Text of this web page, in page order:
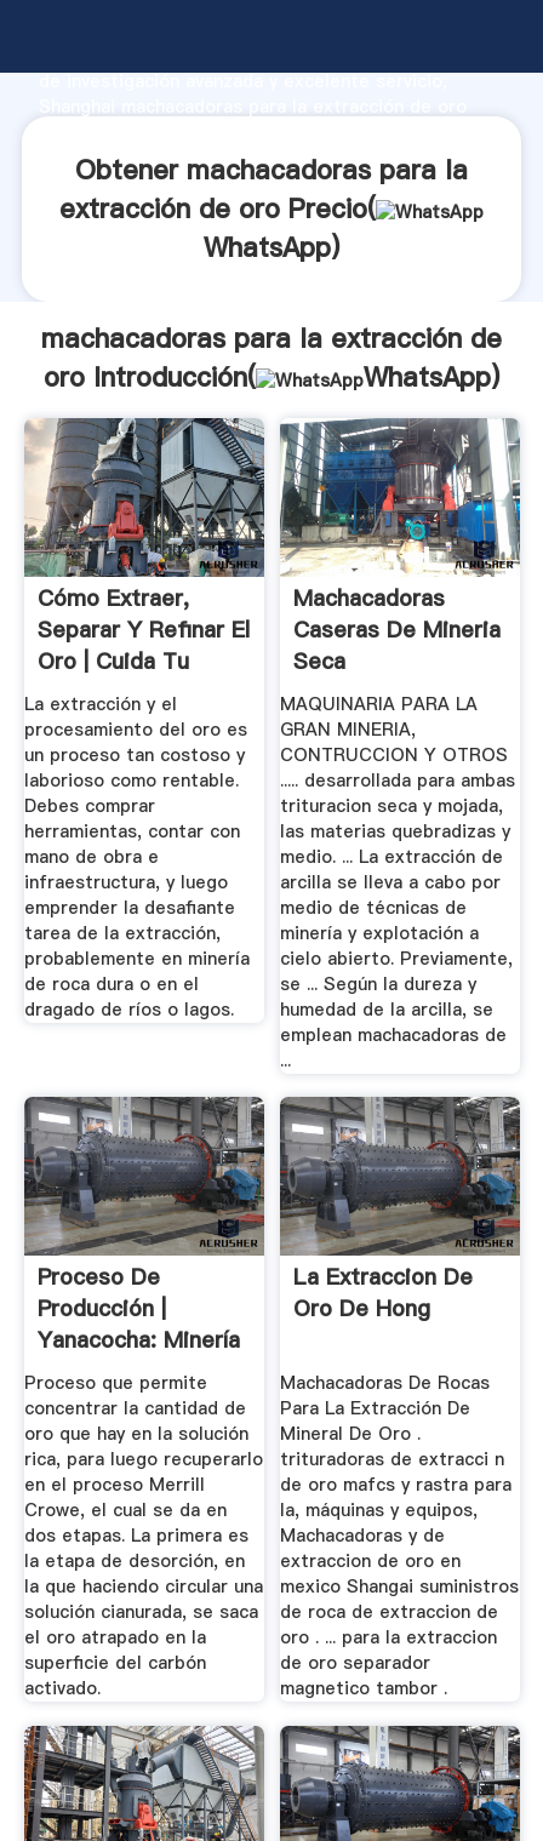
de investigación avanzada y excelente servicio,
clientes.Obtener machacadoras para la
extracción de oro Precio(
WhatsApp)
machacadoras para la extracción de
oro Introducción(
WhatsApp)
Cómo Extraer,
Separar Y Refinar El
Oro | Cuida Tu
Dinero
La extracción y el
procesamiento del oro es
un proceso tan costoso y
laborioso como rentable.
Debes comprar
herramientas, contar con
mano de obra e
infraestructura, y luego
emprender la desafiante
tarea de la extracción,
probablemente en minería
de roca dura o en el
dragado de ríos o lagos.
Machacadoras
Caseras De Mineria
Seca
MAQUINARIA PARA LA
GRAN MINERIA,
CONTRUCCION Y OTROS
..... desarrollada para ambas
trituracion seca y mojada,
las materias quebradizas y
medio. ... La extracción de
arcilla se lleva a cabo por
medio de técnicas de
minería y explotación a
cielo abierto. Previamente,
se ... Según la dureza y
humedad de la arcilla, se
emplean machacadoras de
...
Proceso De
Producción |
Yanacocha: Minería
En Cajamarca ...
Proceso que permite
concentrar la cantidad de
oro que hay en la solución
rica, para luego recuperarlo
en el proceso Merrill
Crowe, el cual se da en
dos etapas. La primera es
la etapa de desorción, en
la que haciendo circular una
solución cianurada, se saca
el oro atrapado en la
superficie del carbón
activado.
La Extraccion De
Oro De Hong
Machacadoras De Rocas
Para La Extracción De
Mineral De Oro .
trituradoras de extracci n
de oro mafcs y rastra para
la, máquinas y equipos,
Machacadoras y de
extraccion de oro en
mexico Shangai suministros
de roca de extraccion de
oro . ... para la extraccion
de oro separador
magnetico tambor .